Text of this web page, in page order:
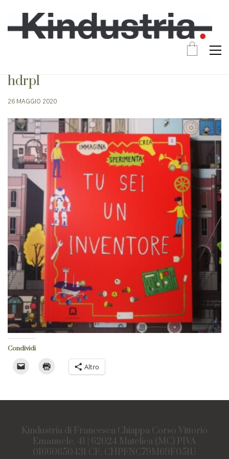
hdrpl
26 MAGGIO 2020
Condividi
Altro
Kindustria di Francesca Chiappa Corso Vittorio
Emanuele, 41 | 62024 Matelica (MC) PIVA
01660650431 CF: CHPFNC79M69F051U